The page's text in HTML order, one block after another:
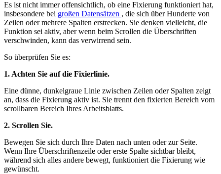
Es ist nicht immer offensichtlich, ob eine Fixierung funktioniert hat,
insbesondere bei großen Datensätzen , die sich über Hunderte von
Zeilen oder mehrere Spalten erstrecken. Sie denken vielleicht, die
Funktion sei aktiv, aber wenn beim Scrollen die Überschriften
verschwinden, kann das verwirrend sein.
So überprüfen Sie es:
1. Achten Sie auf die Fixierlinie.
Eine dünne, dunkelgraue Linie zwischen Zeilen oder Spalten zeigt
an, dass die Fixierung aktiv ist. Sie trennt den fixierten Bereich vom
scrollbaren Bereich Ihres Arbeitsblatts.
2. Scrollen Sie.
Bewegen Sie sich durch Ihre Daten nach unten oder zur Seite.
Wenn Ihre Überschriftenzeile oder erste Spalte sichtbar bleibt,
während sich alles andere bewegt, funktioniert die Fixierung wie
gewünscht.